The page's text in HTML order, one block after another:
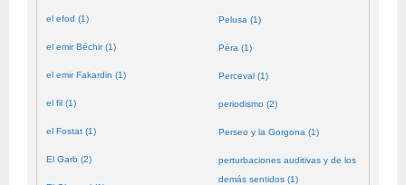
el efod (1)
el emir Béchir (1)
el emir Fakardin (1)
el fil (1)
el Fostat (1)
El Garb (2)
Pelusa (1)
Péra (1)
Perceval (1)
periodismo (2)
Perseo y la Gorgona (1)
perturbaciones auditivas y de los
demás sentidos (1)